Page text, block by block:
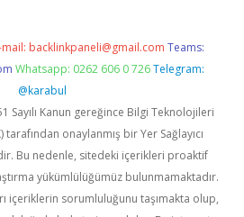
mail: backlinkpaneli@gmail.com Teams:
Whatsapp: 0262 606 0 726 Telegram:
@karabul
Sayılı Kanun gereğince Bilgi Teknolojileri
onaylanmış bir Yer Sağlayıcı
Bu nedenle, sitedeki içerikleri proaktif
yükümlülüğümüz bulunmamaktadır.
içeriklerin sorumluluğunu taşımakta olup,